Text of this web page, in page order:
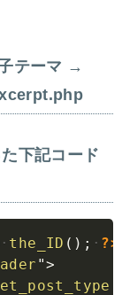
テーマ →
下記コード
the_ID ( ) ; ?>
">
Copy